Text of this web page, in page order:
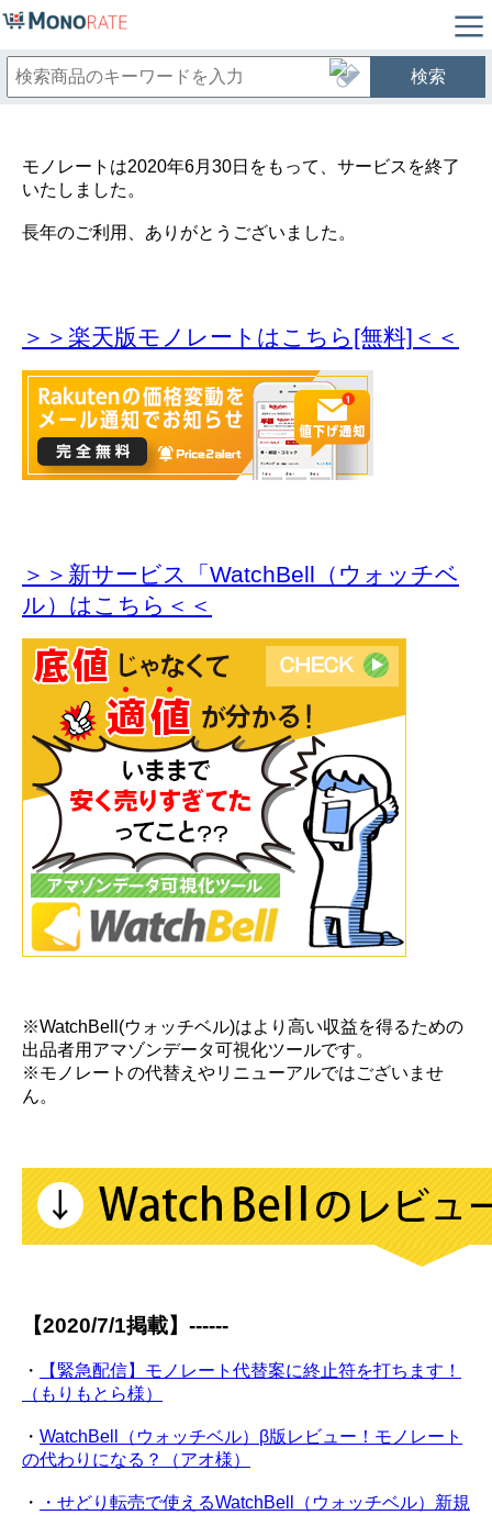
検索
モノレートは2020年6月30日をもって、サービスを終了
いたしました。
長年のご利用、ありがとうございました。
＞＞楽天版モノレートはこちら[無料]＜＜
＞＞新サービス「WatchBell（ウォッチベ
ル）はこちら＜＜
※WatchBell(ウォッチベル)はより高い収益を得るための
出品者用アマゾンデータ可視化ツールです。
※モノレートの代替えやリニューアルではございませ
ん。
【2020/7/1掲載】------
・
【緊急配信】モノレート代替案に終止符を打ちます！
（もりもとら様）
・ WatchBell（ウォッチベル）β版レビュー！モノレート
の代わりになる？（アオ様）
・
・せどり転売で使えるWatchBell（ウォッチベル）新規